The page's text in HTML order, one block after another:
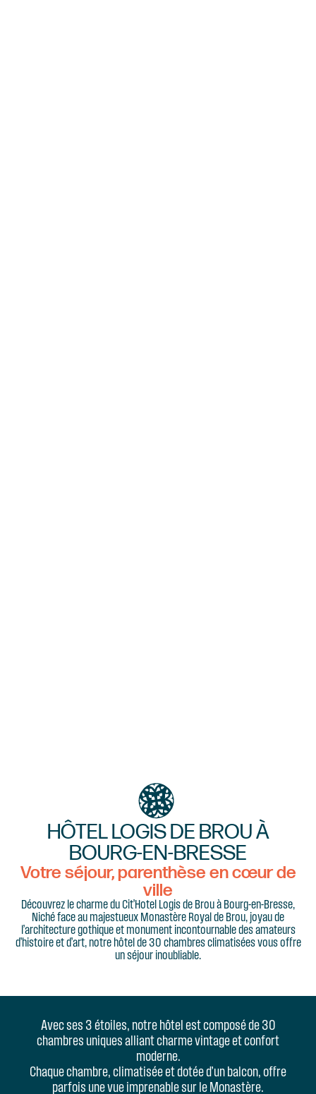
HÔTEL LOGIS DE BROU À
BOURG-EN-BRESSE
Votre séjour, parenthèse en cœur de
ville
Découvrez le charme du Cit’Hotel Logis de Brou à Bourg-en-Bresse,
Niché face au majestueux Monastère Royal de Brou, joyau de
l’architecture gothique et monument incontournable des amateurs
d’histoire et d’art, notre hôtel de 30 chambres climatisées vous offre
un séjour inoubliable.
Avec ses 3 étoiles, notre hôtel est composé de 30
chambres uniques alliant charme vintage et confort
moderne.
Chaque chambre, climatisée et dotée d’un balcon, offre
parfois une vue imprenable sur le Monastère.